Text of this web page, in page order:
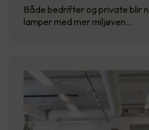
Både bedrifter og private blir
lamper med mer miljøven…